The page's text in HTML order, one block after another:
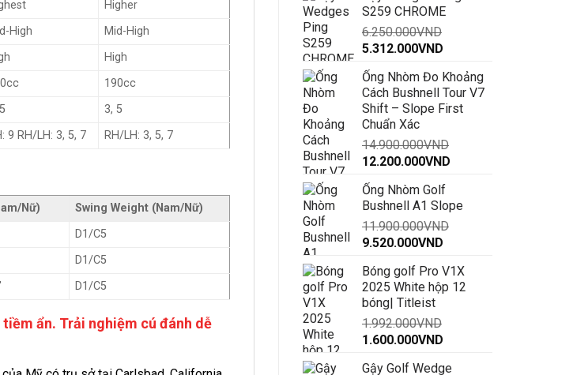
S259 CHROME
6.250.000VND
Giá
là:
6.250.000VND.
5.312.000VND
tại
là:
5.312.000VND.
Ống Nhòm Đo Khoảng
Cách Bushnell Tour V7
Shift – Slope First
Chuẩn Xác
14.900.000VND
Giá
là:
14.900.000VND.
12.200.000VND
là:
Ống Nhòm Golf
Bushnell A1 Slope
11.900.000VND
Giá
là:
11.900.000VND.
9.520.000VND
tại
là:
Bóng golf Pro V1X
2025 White hộp 12
bóng| Titleist
1.992.000VND
Giá
1.600.000VND
Gậy Golf Wedge
Higher
High
Mid-High
High
190cc
3, 5
9 RH/LH: 3, 5, 7 RH/LH: 3, 5, 7
Nữ)
Swing Weight (Nam/Nữ)
D1/C5
D1/C5
D1/C5
ẩn. Trải nghiệm cú đánh dễ